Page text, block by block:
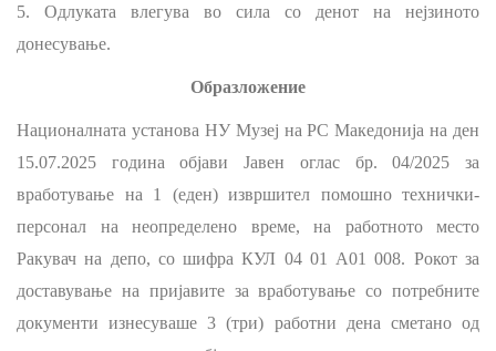
5. Одлуката влегува во сила со денот на нејзиното
донесување.
Образложение
Националната установа НУ Музеј на РС Македонија на ден
15.07.2025 година објави Јавен оглас бр. 04/2025 за
вработување на 1 (еден) извршител помошно технички-
персонал на неопределено време, на работното место
Ракувач на депо, со шифра КУЛ 04 01 А01 008. Рокот за
доставување на пријавите за вработување со потребните
документи изнесуваше 3 (три) работни дена сметано од